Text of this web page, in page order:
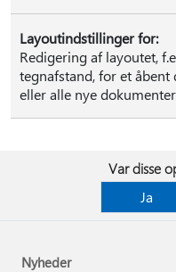
Layoutindstillinger for:
Redigering af layoutet,
tegnafstand, for et åbent
eller alle nye
Var disse
Ja
Nyheder